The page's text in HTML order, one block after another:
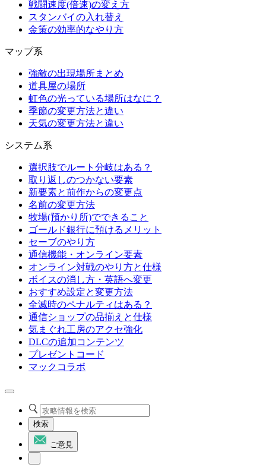
戦闘速度(倍速)の変え方
スタンバイの入れ替え
金策の効率的なやり方
マップ系
強敵の出現場所まとめ
道具屋の場所
虹色の光っている場所はなに？
季節の変更方法と違い
天気の変更方法と違い
システム系
選択肢でルート分岐はある？
取り返しのつかない要素
新要素と前作からの変更点
名前の変更方法
牧場(預かり所)でできること
ゴールド銀行に預けるメリット
セーブのやり方
通信機能・オンライン要素
オンライン対戦のやり方と仕様
ボイスの消し方・英語へ変更
おすすめ設定と変更方法
全滅時のペナルティはある？
通信ショップの品揃えと仕様
気まぐれ工房のアクセ強化
DLCの追加コンテンツ
プレゼントコード
マックコラボ
検索
ご意見